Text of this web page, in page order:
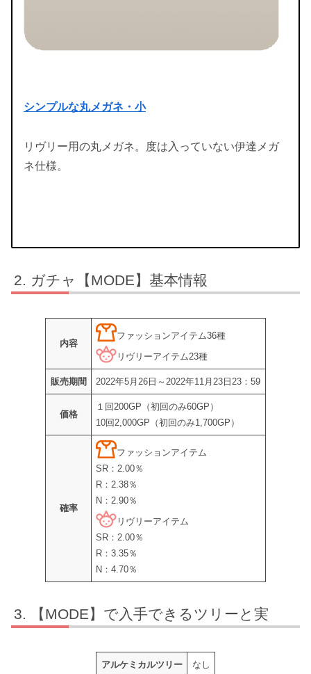
シンプルな丸メガネ・小
リヴリー用の丸メガネ。度は入っていない伊達メガ
ネ仕様。
ガチャ【MODE】基本情報
内容
ファッションアイテム36種
リヴリーアイテム23種
販売期間 2022年5月26日～2022年11月23日23：59
価格
１回200GP（初回のみ60GP）
10回2,000GP（初回のみ1,700GP）
確率
ファッションアイテム
SR：2.00％
R：2.38％
N：2.90％
リヴリーアイテム
SR：2.00％
R：3.35％
N：4.70％
【MODE】で入手できるツリーと実
アルケミカルツリー なし